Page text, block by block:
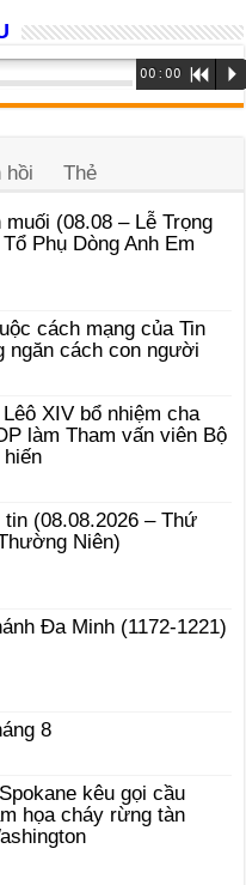
00:00 R P
hồi Thẻ
muối (08.08 – Lễ Trọng
Phụ Dòng Anh Em
cách mạng của Tin
ngăn cách con người
XIV bổ nhiệm cha
làm Tham vấn viên Bộ
(08.08.2026 – Thứ
Niên)
Ða Minh (1172-1221)
8
kêu gọi cầu
họa cháy rừng tàn